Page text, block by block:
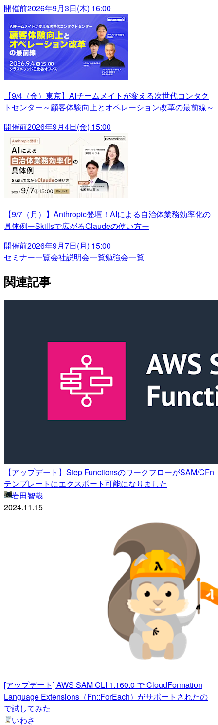
開催前2026年9月3日(木) 16:00
【9/4（金）東京】AIチームメイトが変える次世代コンタク
トセンター～顧客体験向上とオペレーション改革の最前線～
開催前2026年9月4日(金) 15:00
【9/7（月）】Anthropic登壇！AIによる自治体業務効率化の
具体例ーSkillsで広がるClaudeの使い方ー
開催前2026年9月7日(月) 15:00
セミナー一覧会社説明会一覧勉強会一覧
関連記事
【アップデート】Step FunctionsのワークフローがSAM/CFn
テンプレートにエクスポート可能になりました
岩田智哉
2024.11.15
[アップデート] AWS SAM CLI 1.160.0 で CloudFormation
Language Extensions（Fn::ForEach）がサポートされたの
で試してみた
いわさ